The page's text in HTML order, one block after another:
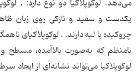
می‌دهد. لوکوپلاکیا دو نوع دارد: .
یکدست و سفید و نازکی روی زبان
چروکیده یا لبه دارند. . لوکوپلاکیای
نامنظم که به‌صورت بالاآمده، مسطح
لوکوپلاکیا می‌تواند نشانه‌ای از